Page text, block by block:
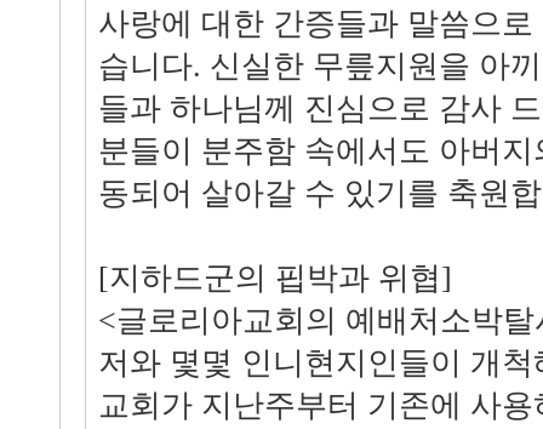
사랑에 대한 간증들과 말씀으
습니다. 신실한 무릎지원을 아
들과 하나님께 진심으로 감사
분들이 분주함 속에서도 아버
동되어 살아갈 수 있기를 축원
[지하드군의 핍박과 위협]
<글로리아교회의 예배처소박
저와 몇몇 인니현지인들이 개
교회가 지난주부터 기존에 사